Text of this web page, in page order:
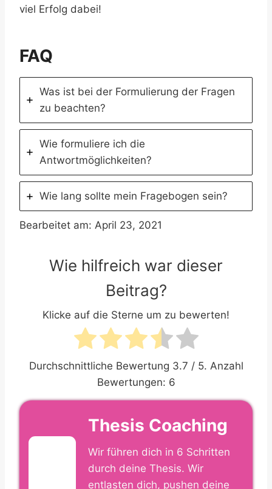
viel Erfolg dabei!
FAQ
Was ist bei der Formulierung der Fragen
zu beachten?
Wie formuliere ich die
Antwortmöglichkeiten?
Wie lang sollte mein Fragebogen sein?
Bearbeitet am: April 23, 2021
Wie hilfreich war dieser
Beitrag?
Klicke auf die Sterne um zu bewerten!
Durchschnittliche Bewertung 3.7 / 5. Anzahl
Bewertungen: 6
Thesis Coaching
Wir führen dich in 6 Schritten
durch deine Thesis. Wir
entlasten dich, pushen deine